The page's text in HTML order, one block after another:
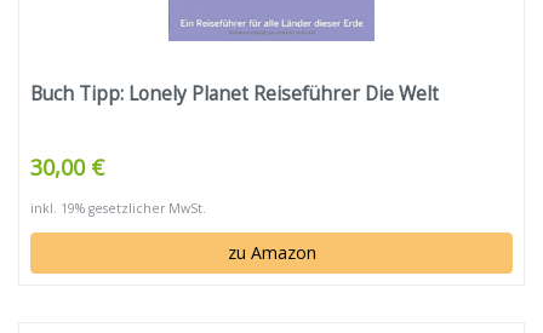
Buch Tipp: Lonely Planet Reiseführer Die Welt
30,00 €
inkl. 19% gesetzlicher MwSt.
zu Amazon